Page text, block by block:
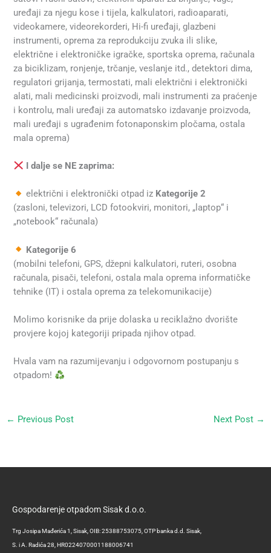
uređaji za njegu kose i tijela, kalkulatori, radioaparati,
videokamere, videorekorderi, Hi-fi uređaji, glazbeni
instrumenti, oprema za reprodukciju zvuka ili slike,
električne i elektroničke igračke, sportska oprema, računala
za biciklizam, ronjenje, trčanje, veslanje itd., detektori dima,
regulatori grijanja, termostati, mali električni i elektronički
alati, mali medicinski proizvodi, mali instrumenti za praćenje
i kontrolu, mali uređaji za automatsko izdavanje proizvoda,
mali uređaji s ugrađenim fotonaponskim pločama, ostala
mala oprema)
I dalje se NE zaprima:
električni i elektronički otpad iz Kategorije 2
(zasloni, televizori, LCD fotookviri, monitori, „laptop“ i
„notebook“ računala)
Kategorije 6
(mobilni telefoni, GPS, džepni kalkulatori, ruteri, osobna
računala, pisači, telefoni, ostala mala oprema informatičke
tehnike (IT) i ostala oprema za telekomunikacije)
Molimo korisnike da prije dolaska u reciklažno dvorište
provjere kojoj kategoriji pripada njihov otpad.
Hvala vam na razumijevanju i odgovornom postupanju s
otpadom!
← Previous Post Next Post →
Gospodarenje otpadom Sisak d.o.o.
Trg Josipa Mađerića 1, Sisak, OIB: 25388753075, OTP banka d.d. Sisak,
S. i A. Radića 28, HR0224070001188006741